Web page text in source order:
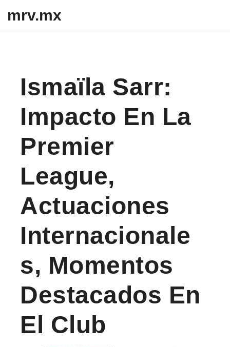
mrv.mx
Ismaïla Sarr:
Impacto En La
Premier
League,
Actuaciones
Internacionale
S, Momentos
Destacados En
El Club